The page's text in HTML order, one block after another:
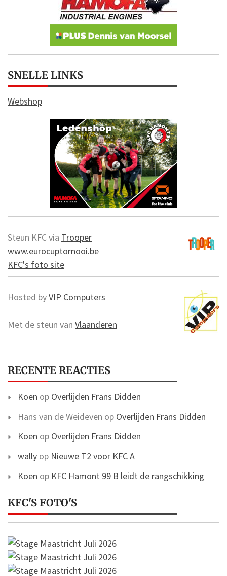
SNELLE LINKS
Webshop
Steun KFC via Trooper
www.eurocuptornooi.be
KFC's foto site
Hosted byVIP Computers
Met de steun van Vlaanderen
RECENTE REACTIES
Koen op Overlijden Frans Didden
Hans van de Weideven op Overlijden Frans Didden
Koen op Overlijden Frans Didden
wally op Nieuwe T2 voor KFC A
Koen op KFC Hamont 99 B leidt de rangschikking
KFC'S FOTO'S